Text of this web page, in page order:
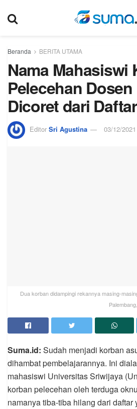
Beranda BERITA UTAMA
Nama Mahasiswi
Pelecehan
Dicoret dari
Editor Sri Agustina 03/12/
Dua korban didampingi rekannya masing-
Suma.id: Sudah menjadi korban
dihambat pembelajarannya. Ini
mahasiswi Universitas Sriwijaya
korban pelecehan oleh terduga
namanya tiba-tiba hilang dari daftar